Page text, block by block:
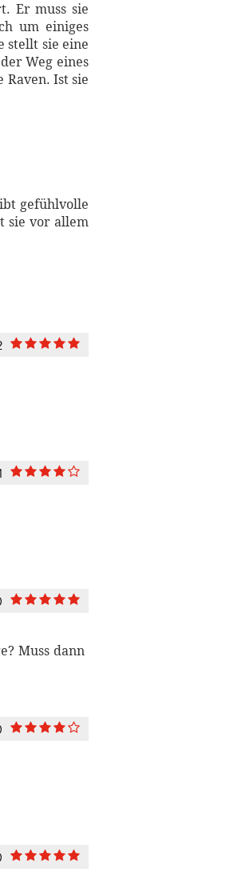
Er muss sie
um einiges
stellt sie eine
Weg eines
Raven. Ist sie
gefühlvolle
sie vor allem
Muss dann